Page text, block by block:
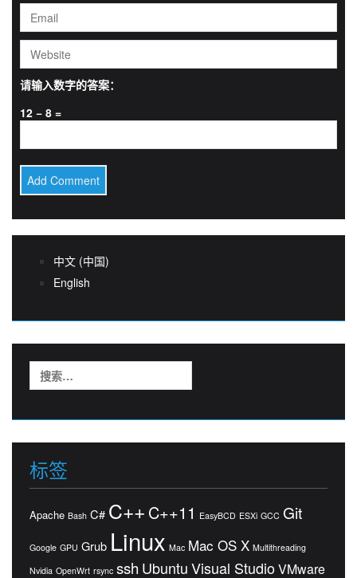
请输入数字的答案：
12 − 8 =
中文 (中国)
English
索：
标签
Apache Bash C# C++ C++11 EasyBCD ESXi GCC Git
Google GPU Grub Linux Mac Mac OS X Multithreading
Nvidia OpenWrt rsync ssh UbuntuVisual StudioVMware